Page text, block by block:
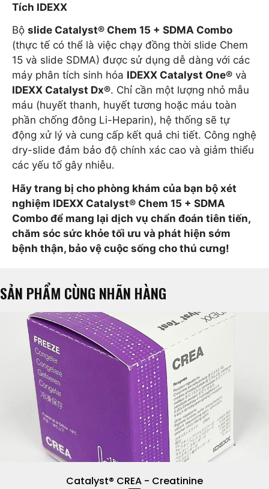
Tích IDEXX
Bộ slide Catalyst® Chem 15 + SDMA Combo
(thực tế có thể là việc chạy đồng thời slide Chem
15 và slide SDMA) được sử dụng dễ dàng với các
máy phân tích sinh hóa IDEXX Catalyst One® và
IDEXX Catalyst Dx®. Chỉ cần một lượng nhỏ mẫu
máu (huyết thanh, huyết tương hoặc máu toàn
phần chống đông Li-Heparin), hệ thống sẽ tự
động xử lý và cung cấp kết quả chi tiết. Công nghệ
dry-slide đảm bảo độ chính xác cao và giảm thiểu
các yếu tố gây nhiễu.
Hãy trang bị cho phòng khám của bạn bộ xét
nghiệm IDEXX Catalyst® Chem 15 + SDMA
Combo để mang lại dịch vụ chẩn đoán tiên tiến,
chăm sóc sức khỏe tối ưu và phát hiện sớm
bệnh thận, bảo vệ cuộc sống cho thú cưng!
SẢN PHẨM CÙNG NHÃN HÀNG
Catalyst® CREA - Creatinine